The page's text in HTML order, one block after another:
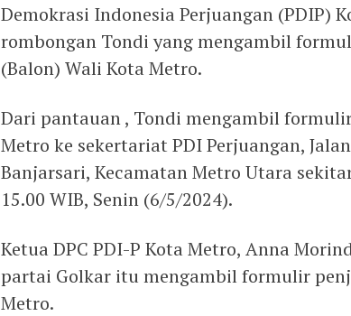
Demokrasi Indonesia Perjuangan (PDIP)
rombongan Tondi yang mengambil
(Balon) Wali Kota Metro.
Dari pantauan , Tondi mengambil
Metro ke sekertariat PDI Perjuangan,
Banjarsari, Kecamatan Metro Utara
15.00 WIB, Senin (6/5/2024).
Ketua DPC PDI-P Kota Metro, Anna
partai Golkar itu mengambil formulir
Metro.